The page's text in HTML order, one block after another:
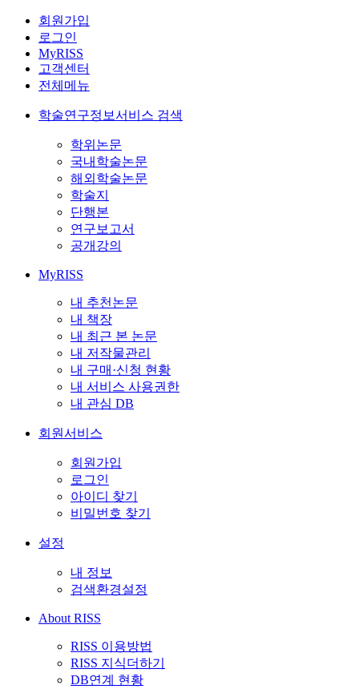
회원가입
로그인
MyRISS
고객센터
전체메뉴
학술연구정보서비스 검색
학위논문
국내학술논문
해외학술논문
학술지
단행본
연구보고서
공개강의
MyRISS
내 추천논문
내 책장
내 최근 본 논문
내 저작물관리
내 구매·신청 현황
내 서비스 사용권한
내 관심 DB
회원서비스
회원가입
로그인
아이디 찾기
비밀번호 찾기
설정
내 정보
검색환경설정
About RISS
RISS 이용방법
RISS 지식더하기
DB연계 현황